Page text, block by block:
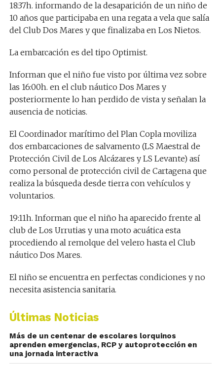
18:37h. informando de la desaparición de un niño de
10 años que participaba en una regata a vela que salía
del Club Dos Mares y que finalizaba en Los Nietos.
La embarcación es del tipo Optimist.
Informan que el niño fue visto por última vez sobre
las 16:00h. en el club náutico Dos Mares y
posteriormente lo han perdido de vista y señalan la
ausencia de noticias.
El Coordinador marítimo del Plan Copla moviliza
dos embarcaciones de salvamento (LS Maestral de
Protección Civil de Los Alcázares y LS Levante) así
como personal de protección civil de Cartagena que
realiza la búsqueda desde tierra con vehículos y
voluntarios.
19:11h. Informan que el niño ha aparecido frente al
club de Los Urrutias y una moto acuática esta
procediendo al remolque del velero hasta el Club
náutico Dos Mares.
El niño se encuentra en perfectas condiciones y no
necesita asistencia sanitaria.
Últimas Noticias
Más de un centenar de escolares lorquinos
aprenden emergencias, RCP y autoprotección en
una jornada interactiva